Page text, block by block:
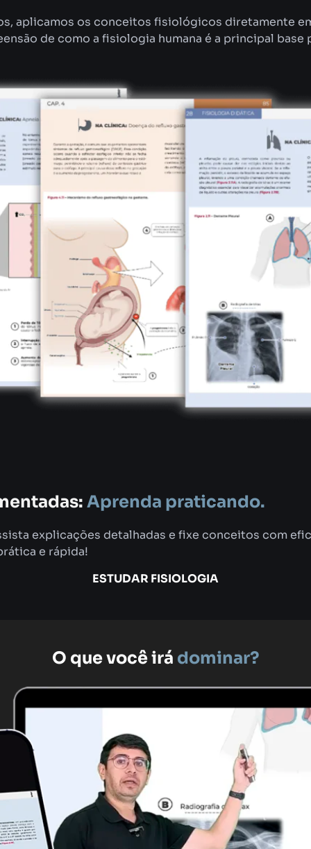
aplicamos os conceitos fisiológicos diretamente
de como a fisiologia humana é a principal base
Aprenda praticando.
explicações detalhadas e fixe conceitos com
e rápida!
ESTUDAR FISIOLOGIA
O que você irá dominar?